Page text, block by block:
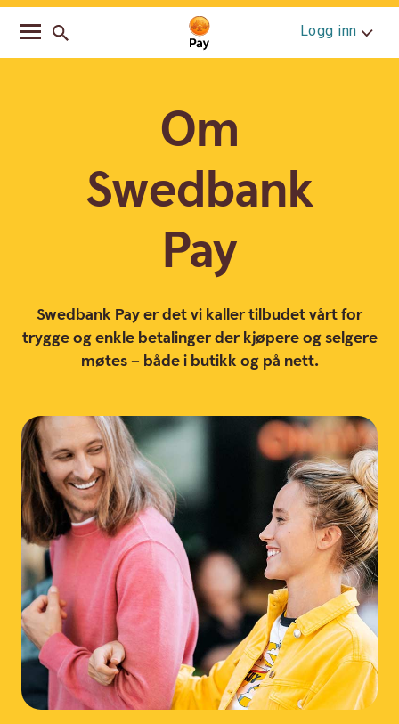
Go
Skip
Logg inn
Om
Swedbank
Pay
Swedbank Pay er det vi kaller tilbudet vårt for
trygge og enkle betalinger der kjøpere og selgere
møtes – både i butikk og på nett.